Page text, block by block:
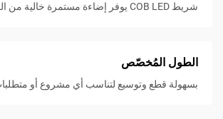
شريط COB LED يوفر إضاءة مستمرة خالية من الفجوات.
الطول المُخصّص
بسهولة قطع وتوسيع لتناسب أي مشروع أو